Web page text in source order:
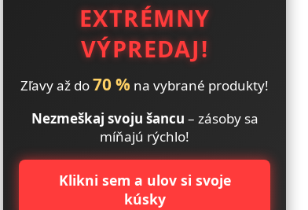
EXTRÉMNY
VÝPREDAJ!
Zľavy až do70 % na vybrané produkty!
Nezmeškaj svoju šancu – zásoby sa
míňajú rýchlo!
Klikni sem a ulov si svoje
kúsky